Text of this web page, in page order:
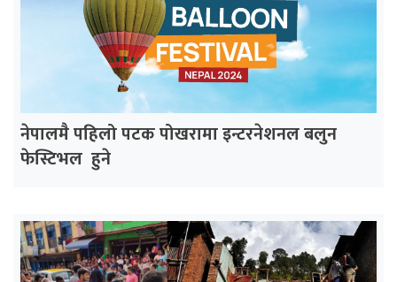
नेपालमै पहिलो पटक पोखरामा इन्टरनेशनल बलुन
फेस्टिभल हुने